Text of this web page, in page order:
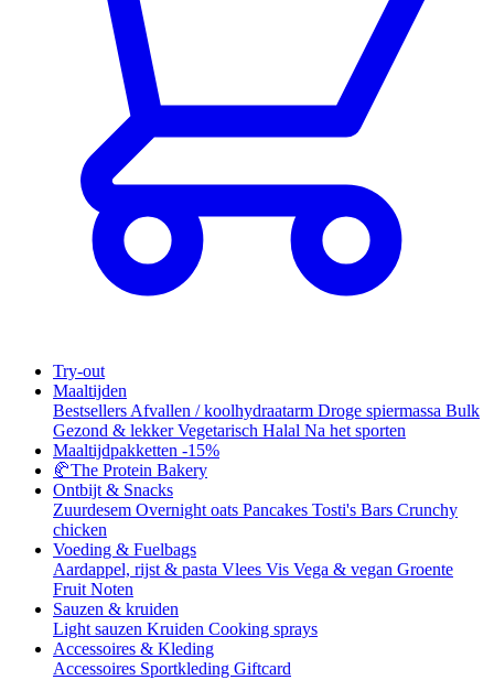
Try-out
Maaltijden
Bestsellers Afvallen / koolhydraatarm Droge spiermassa Bulk
Gezond & lekkerVegetarisch Halal Na het sporten
Maaltijdpakketten -15%
🥐The Protein Bakery
Ontbijt & Snacks
Zuurdesem Overnight oats Pancakes Tosti's Bars Crunchy
chicken
Voeding & Fuelbags
Aardappel, rijst & pasta Vlees Vis Vega & vegan Groente
Fruit Noten
Sauzen & kruiden
Light sauzen Kruiden Cooking sprays
Accessoires & Kleding
Accessoires Sportkleding Giftcard